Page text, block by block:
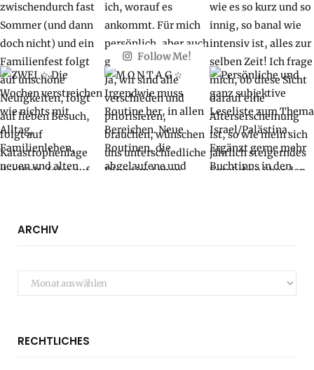
Follow Me!
ARCHIV
Archiv
RECHTLICHES